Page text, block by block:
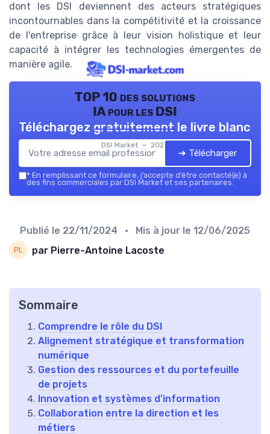
dont les DSI deviennent des acteurs stratégiques
incontournables dans la compétitivité et la croissance
de l'entreprise grâce à leur vision holistique et leur
capacité à intégrer les technologies émergentes de
manière agile.
TOP 10 des solutions
IA pour les DSI
DSI Market — 2026
Téléchargez gratuitement le livre blanc
➔ Télécharger
* En remplissant ce formulaire, j’accepte d’être contacté(e) à
des fins commerciales par DSI Market et ses partenaires.
Publié le 22/11/2024 • Mis à jour le 12/06/2025
par Pierre-Antoine Lacoste
Sommaire
Comprendre le rôle du DSI
Alignement stratégique et transformation
numérique
Gestion des ressources et du portefeuille
de projets
Innovation et systèmes d'information
Collaboration entre la direction et les
métiers